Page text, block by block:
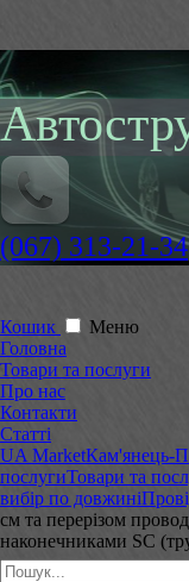
(067) 313-21-34
Кошик
Меню
Головна
Товари та послуги
Про нас
Контакти
Статті
UA MarketКам'янець-
послугиТовари та
вибір по довжині
см та перерізом
наконечниками SC